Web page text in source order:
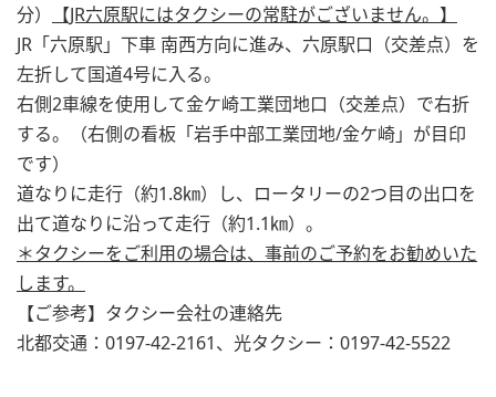
分）
【JR六原駅にはタクシーの常駐がございません。】
JR「六原駅」下車 南西方向に進み、六原駅口（交差点）を
左折して国道4号に入る。
右側2車線を使用して金ケ崎工業団地口（交差点）で右折
する。（右側の看板「岩手中部工業団地/金ケ崎」が目印
です）
道なりに走行（約1.8㎞）し、ロータリーの2つ目の出口を
出て道なりに沿って走行（約1.1㎞）。
＊タクシーをご利用の場合は、事前のご予約をお勧めいた
します。
【ご参考】タクシー会社の連絡先
北都交通： 0197-42-2161、光タクシー： 0197-42-5522